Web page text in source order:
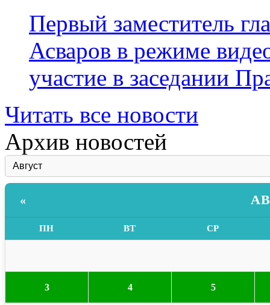
Первый заместитель
Асваров в режиме
участие в заседании
Читать все новости
Архив новостей
«
ПН ВТ СР
3 4 5